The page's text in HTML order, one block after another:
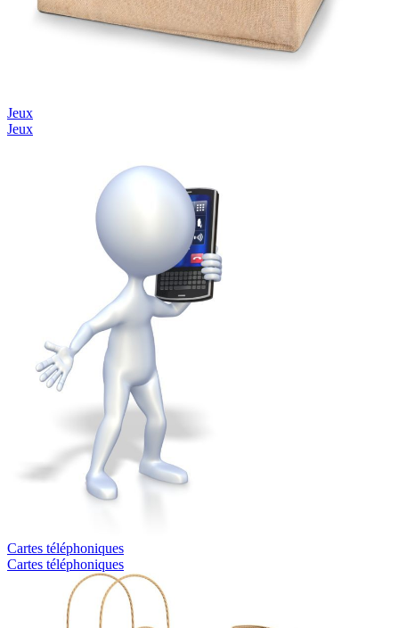
Jeux
Jeux
Cartes téléphoniques
Cartes téléphoniques